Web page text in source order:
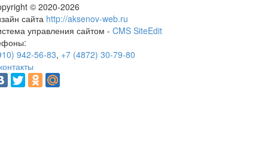
© 2020-2026
сайта http://aksenov-web.ru
управления сайтом - CMS SiteEdit
942-56-83, +7 (4872) 30-79-80